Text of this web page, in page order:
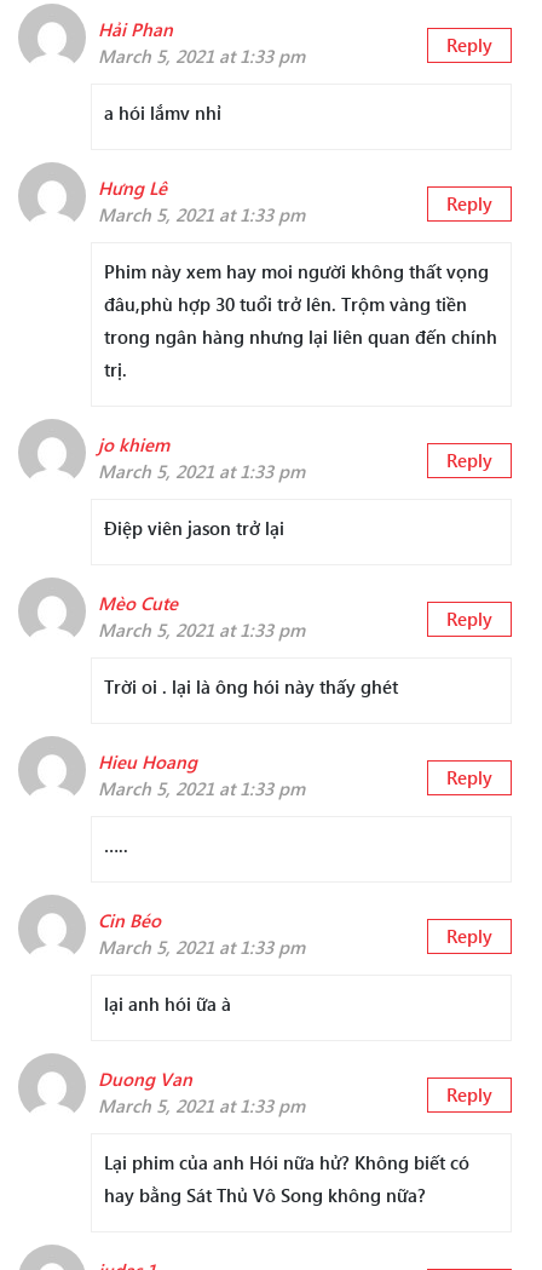
Hải Phan
March 5, 2021 at 1:33 pm
Reply
a hói lắmv nhỉ
Hưng Lê
March 5, 2021 at 1:33 pm
Reply
Phim này xem hay moi người không thất vọng
đâu,phù hợp 30 tuổi trở lên. Trộm vàng tiền
trong ngân hàng nhưng lại liên quan đến chính
trị.
jo khiem
March 5, 2021 at 1:33 pm
Reply
Điệp viên jason trở lại
Mèo Cute
March 5, 2021 at 1:33 pm
Reply
Trời oi . lại là ông hói này thấy ghét
Hieu Hoang
March 5, 2021 at 1:33 pm
Reply
…..
Cin Béo
March 5, 2021 at 1:33 pm
Reply
lại anh hói ữa à
Duong Van
March 5, 2021 at 1:33 pm
Reply
Lại phim của anh Hói nữa hử? Không biết có
hay bằng Sát Thủ Vô Song không nữa?